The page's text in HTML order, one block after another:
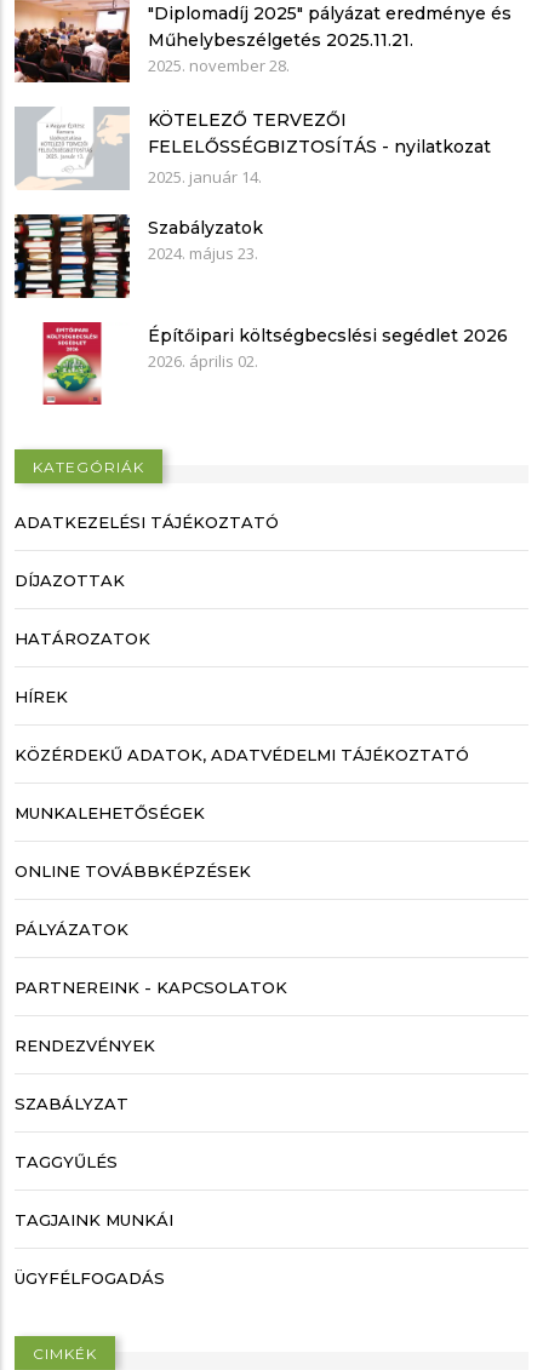
"Diplomadíj 2025" pályázat eredménye és
Műhelybeszélgetés 2025.11.21.
2025. november 28.
KÖTELEZŐ TERVEZŐI
FELELŐSSÉGBIZTOSÍTÁS - nyilatkozat
mintákkal
2025. január 14.
Szabályzatok
2024. május 23.
Építőipari költségbecslési segédlet 2026
2026. április 02.
KATEGÓRIÁK
ADATKEZELÉSI TÁJÉKOZTATÓ
DÍJAZOTTAK
HATÁROZATOK
HÍREK
KÖZÉRDEKŰ ADATOK, ADATVÉDELMI TÁJÉKOZTATÓ
MUNKALEHETŐSÉGEK
ONLINE TOVÁBBKÉPZÉSEK
PÁLYÁZATOK
PARTNEREINK - KAPCSOLATOK
RENDEZVÉNYEK
SZABÁLYZAT
TAGGYŰLÉS
TAGJAINK MUNKÁI
ÜGYFÉLFOGADÁS
CIMKÉK